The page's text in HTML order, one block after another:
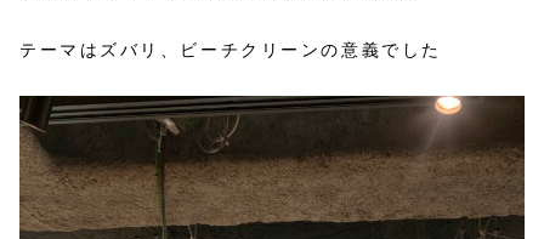
テーマはズバリ、ビーチクリーンの意義でした